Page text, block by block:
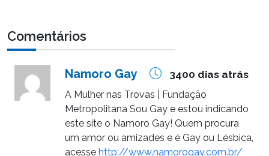
Comentários
Namoro Gay 3400 dias atrás
A Mulher nas Trovas | Fundação
Metropolitana Sou Gay e estou indicando
este site o Namoro Gay! Quem procura
um amor ou amizades e é Gay ou Lésbica,
acesse http://www.namorogay.com.br/